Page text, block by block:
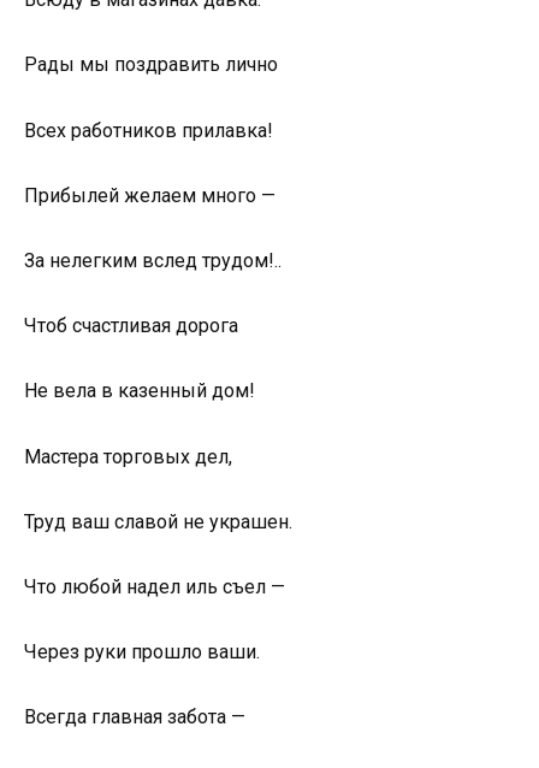
Рады мы поздравить лично
Всех работников прилавка!
Прибылей желаем много —
За нелегким вслед трудом!..
Чтоб счастливая дорога
Не вела в казенный дом!
Мастера торговых дел,
Труд ваш славой не украшен.
Что любой надел иль съел —
Через руки прошло ваши.
Всегда главная забота —